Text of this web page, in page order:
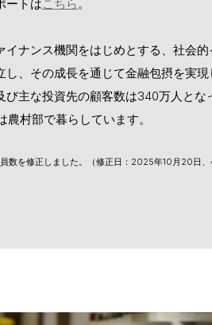
ートはこちら。
イナンス機関をはじめとする、社会
し、その成長を通じて金融包摂を実
び主な投資先の顧客数は340万人とな
村部で暮らしています。
数を修正しました。（修正日：2025年10月20日、